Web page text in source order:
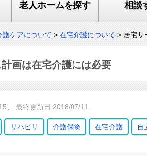
老人ホームを探す 相談
護ケアについて > 在宅介護について > 居宅サ
画は在宅介護には必要
、 最終更新日:2018/07/11
リハビリ 介護保険 在宅介護 自